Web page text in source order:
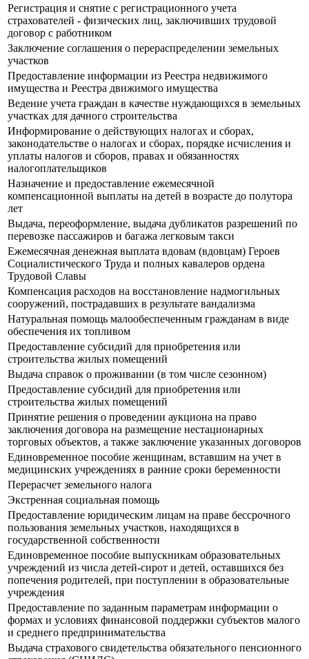
Регистрация и снятие с регистрационного учета
страхователей - физических лиц, заключивших трудовой
договор с работником
Заключение соглашения о перераспределении земельных
участков
Предоставление информации из Реестра недвижимого
имущества и Реестра движимого имущества
Ведение учета граждан в качестве нуждающихся в земельных
участках для дачного строительства
Информирование о действующих налогах и сборах,
законодательстве о налогах и сборах, порядке исчисления и
уплаты налогов и сборов, правах и обязанностях
налогоплательщиков
Назначение и предоставление ежемесячной
компенсационной выплаты на детей в возрасте до полутора
лет
Выдача, переоформление, выдача дубликатов разрешений по
перевозке пассажиров и багажа легковым такси
Ежемесячная денежная выплата вдовам (вдовцам) Героев
Социалистического Труда и полных кавалеров ордена
Трудовой Славы
Компенсация расходов на восстановление надмогильных
сооружений, пострадавших в результате вандализма
Натуральная помощь малообеспеченным гражданам в виде
обеспечения их топливом
Предоставление субсидий для приобретения или
строительства жилых помещений
Выдача справок о проживании (в том числе сезонном)
Предоставление субсидий для приобретения или
строительства жилых помещений
Принятие решения о проведении аукциона на право
заключения договора на размещение нестационарных
торговых объектов, а также заключение указанных договоров
Единовременное пособие женщинам, вставшим на учет в
медицинских учреждениях в ранние сроки беременности
Перерасчет земельного налога
Экстренная социальная помощь
Предоставление юридическим лицам на праве бессрочного
пользования земельных участков, находящихся в
государственной собственности
Единовременное пособие выпускникам образовательных
учреждений из числа детей-сирот и детей, оставшихся без
попечения родителей, при поступлении в образовательные
учреждения
Предоставление по заданным параметрам информации о
формах и условиях финансовой поддержки субъектов малого
и среднего предпринимательства
Выдача страхового свидетельства обязательного пенсионного